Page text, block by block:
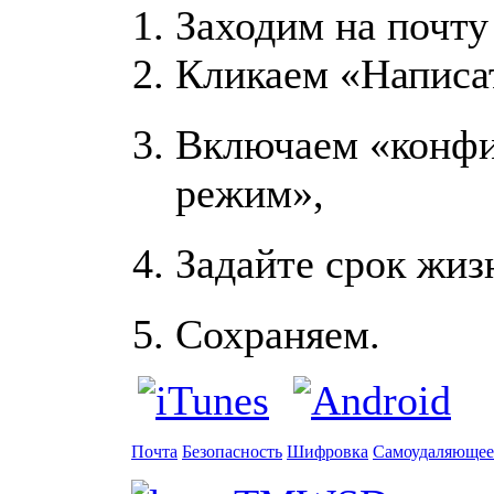
Заходим на
Кликаем
Включаем
режим»,
Задайте срок
Сохраняем.
Почта Безопасность Шифровка